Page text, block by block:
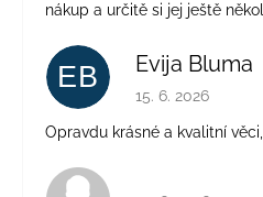
nákup a určitě si jej ještě
EB Evija Bluma
Hodnocení
15. 6. 2026
Opravdu krásné a kvalitní